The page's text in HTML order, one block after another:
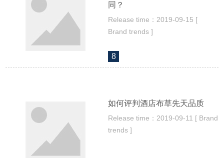
同？
Release time：2019-09-15 [
Brand trends ]
8
如何评判酒店布草先天品质
Release time：2019-09-11 [ Brand
trends ]